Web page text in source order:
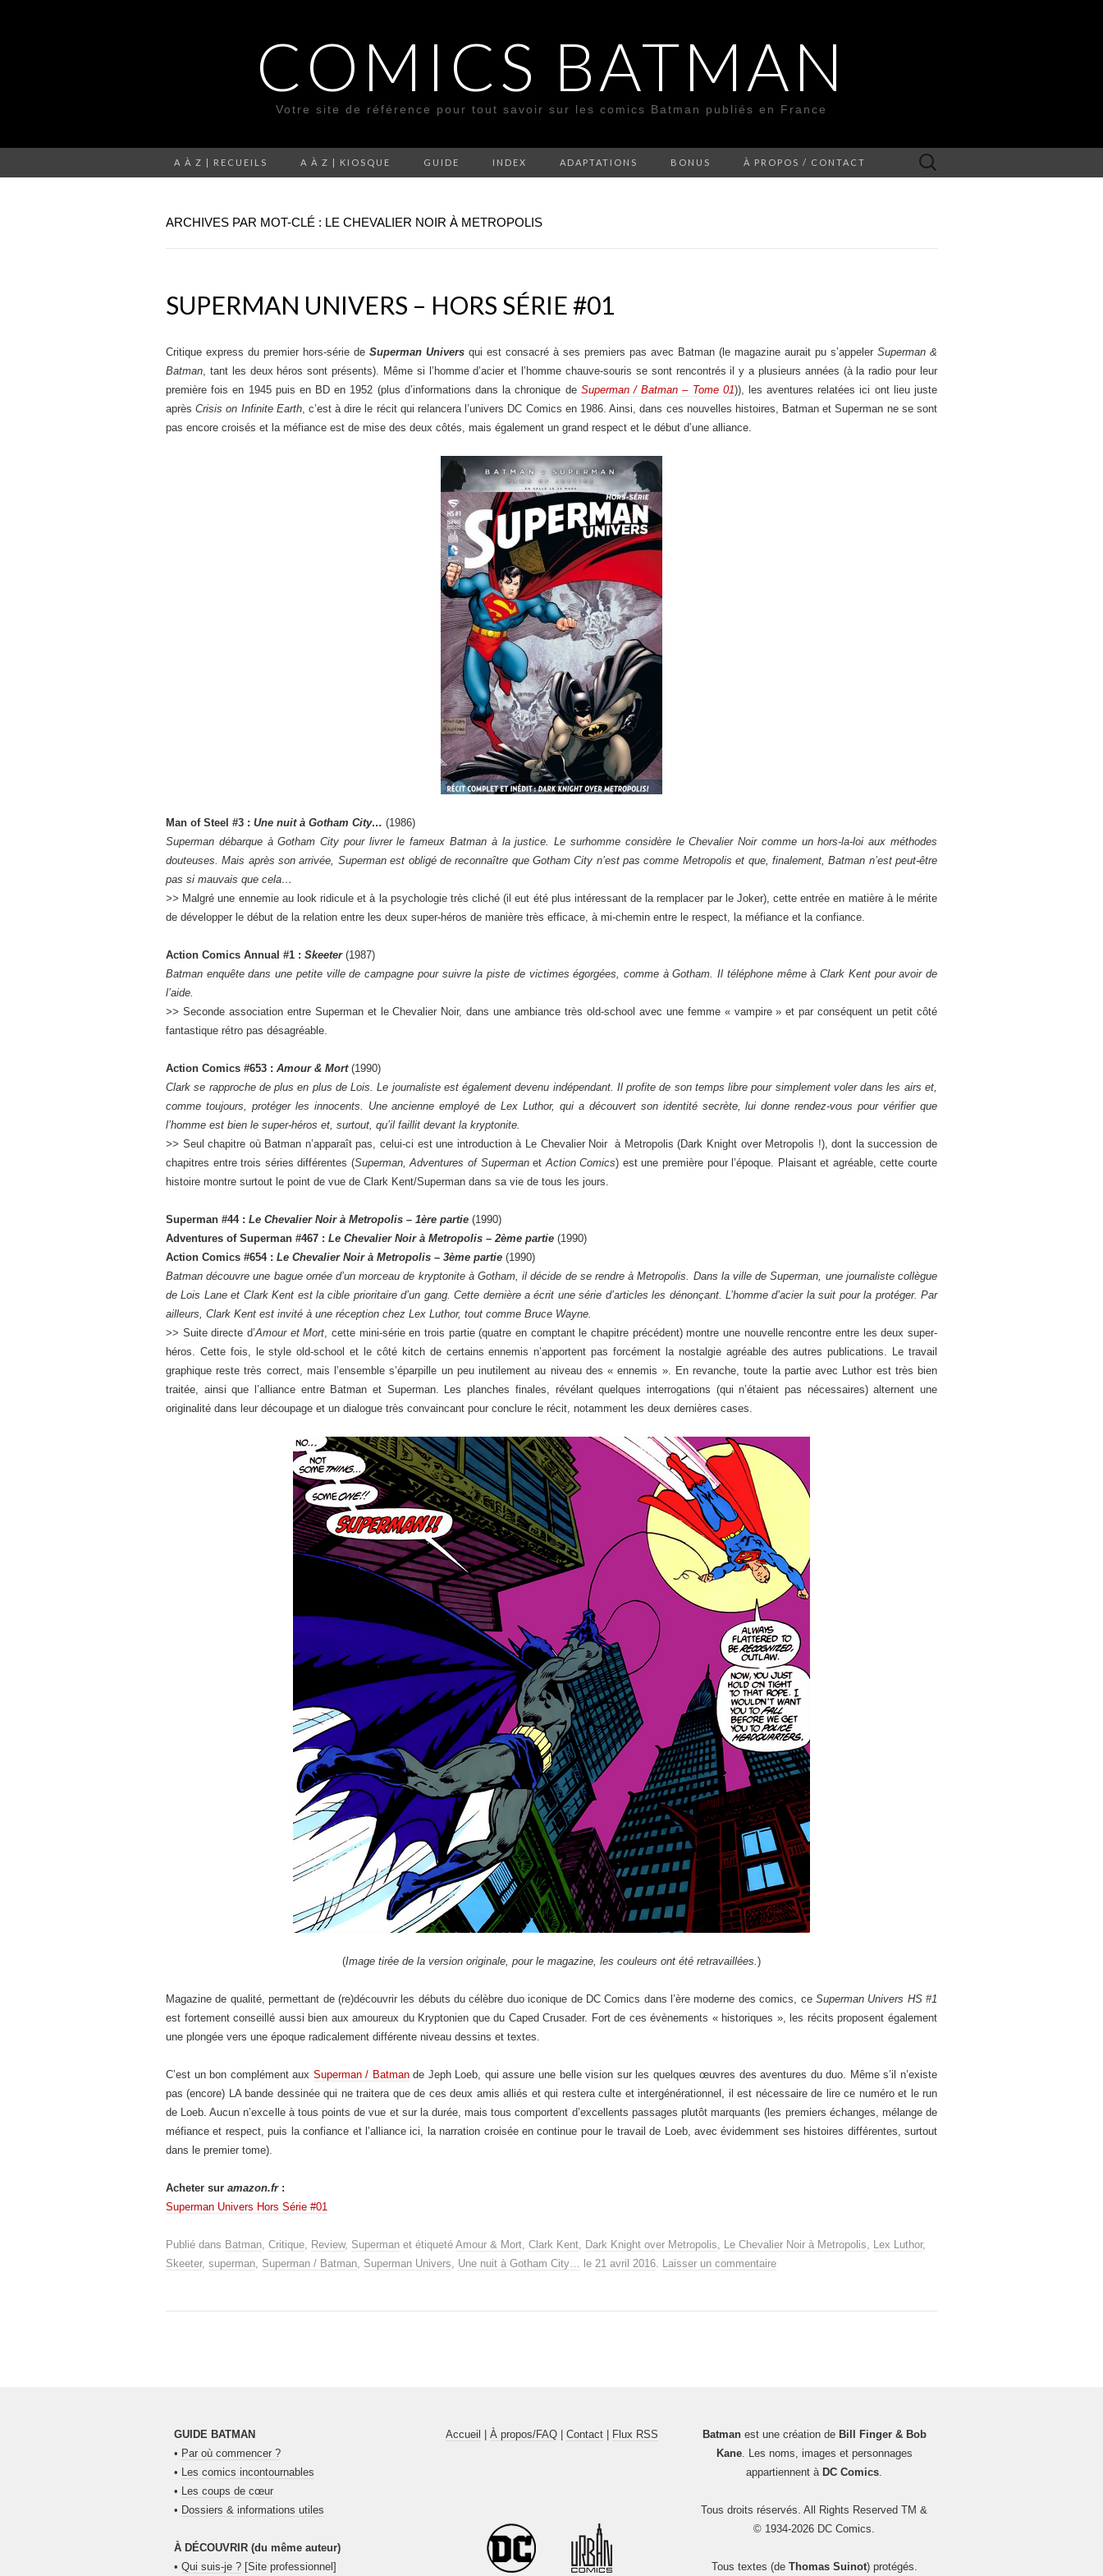
COMICS BATMAN
Votre site de référence pour tout savoir sur les comics Batman publiés en France
A À Z | RECUEILS A À Z | KIOSQUE GUIDE INDEX ADAPTATIONS BONUS À PROPOS / CONTACT Rechercher :
ARCHIVES PAR MOT-CLÉ : LE CHEVALIER NOIR À METROPOLIS
SUPERMAN UNIVERS – HORS SÉRIE #01
Critique express du premier hors-série de Superman Univers qui est consacré à ses premiers pas avec Batman (le magazine aurait pu s’appeler Superman &
Batman, tant les deux héros sont présents). Même si l’homme d’acier et l’homme chauve-souris se sont rencontrés il y a plusieurs années (à la radio pour leur
première fois en 1945 puis en BD en 1952 (plus d’informations dans la chronique de Superman / Batman – Tome 01)), les aventures relatées ici ont lieu juste
aprèsCrisis on Infinite Earth, c’est à dire le récit qui relancera l’univers DC Comics en 1986. Ainsi, dans ces nouvelles histoires, Batman et Superman ne se sont
pas encore croisés et la méfiance est de mise des deux côtés, mais également un grand respect et le début d’une alliance.
Man of Steel #3 : Une nuit à Gotham City… (1986)
Superman débarque à Gotham City pour livrer le fameux Batman à la justice. Le surhomme considère le Chevalier Noir comme un hors-la-loi aux méthodes
douteuses. Mais après son arrivée, Superman est obligé de reconnaître que Gotham City n’est pas comme Metropolis et que, finalement, Batman n’est peut-être
pas si mauvais que cela…
>> Malgré une ennemie au look ridicule et à la psychologie très cliché (il eut été plus intéressant de la remplacer par le Joker), cette entrée en matière à le mérite
de développer le début de la relation entre les deux super-héros de manière très efficace, à mi-chemin entre le respect, la méfiance et la confiance.
Action Comics Annual #1 : Skeeter (1987)
Batman enquête dans une petite ville de campagne pour suivre la piste de victimes égorgées, comme à Gotham. Il téléphone même à Clark Kent pour avoir de
l’aide.
>> Seconde association entre Superman et le Chevalier Noir, dans une ambiance très old-school avec une femme « vampire » et par conséquent un petit côté
fantastique rétro pas désagréable.
Action Comics #653 : Amour & Mort (1990)
Clark se rapproche de plus en plus de Lois. Le journaliste est également devenu indépendant. Il profite de son temps libre pour simplement voler dans les airs et,
comme toujours, protéger les innocents. Une ancienne employé de Lex Luthor, qui a découvert son identité secrète, lui donne rendez-vous pour vérifier que
l’homme est bien le super-héros et, surtout, qu’il faillit devant la kryptonite.
>> Seul chapitre où Batman n’apparaît pas, celui-ci est une introduction à Le Chevalier Noir à Metropolis (Dark Knight over Metropolis !), dont la succession de
chapitres entre trois séries différentes (Superman, Adventures of Supermanet Action Comics) est une première pour l’époque. Plaisant et agréable, cette courte
histoire montre surtout le point de vue de Clark Kent/Superman dans sa vie de tous les jours.
Superman #44 : Le Chevalier Noir à Metropolis – 1ère partie (1990)
Adventures of Superman #467 : Le Chevalier Noir à Metropolis – 2ème partie (1990)
Action Comics #654 : Le Chevalier Noir à Metropolis – 3ème partie (1990)
Batman découvre une bague ornée d’un morceau de kryptonite à Gotham, il décide de se rendre à Metropolis. Dans la ville de Superman, une journaliste collègue
de Lois Lane et Clark Kent est la cible prioritaire d’un gang. Cette dernière a écrit une série d’articles les dénonçant. L’homme d’acier la suit pour la protéger. Par
ailleurs, Clark Kent est invité à une réception chez Lex Luthor, tout comme Bruce Wayne.
>> Suite directe d’Amour et Mort, cette mini-série en trois partie (quatre en comptant le chapitre précédent) montre une nouvelle rencontre entre les deux super-
héros. Cette fois, le style old-school et le côté kitch de certains ennemis n’apportent pas forcément la nostalgie agréable des autres publications. Le travail
graphique reste très correct, mais l’ensemble s’éparpille un peu inutilement au niveau des « ennemis ». En revanche, toute la partie avec Luthor est très bien
traitée, ainsi que l’alliance entre Batman et Superman. Les planches finales, révélant quelques interrogations (qui n’étaient pas nécessaires) alternent une
originalité dans leur découpage et un dialogue très convaincant pour conclure le récit, notamment les deux dernières cases.
(Image tirée de la version originale, pour le magazine, les couleurs ont été retravaillées.)
Magazine de qualité, permettant de (re)découvrir les débuts du célèbre duo iconique de DC Comics dans l’ère moderne des comics, ce Superman Univers HS #1
est fortement conseillé aussi bien aux amoureux du Kryptonien que du Caped Crusader. Fort de ces évènements « historiques », les récits proposent également
une plongée vers une époque radicalement différente niveau dessins et textes.
C’est un bon complément aux Superman / Batmande Jeph Loeb, qui assure une belle vision sur les quelques œuvres des aventures du duo. Même s’il n’existe
pas (encore) LA bande dessinée qui ne traitera que de ces deux amis alliés et qui restera culte et intergénérationnel, il est nécessaire de lire ce numéro et le run
de Loeb. Aucun n’excelle à tous points de vue et sur la durée, mais tous comportent d’excellents passages plutôt marquants (les premiers échanges, mélange de
méfiance et respect, puis la confiance et l’alliance ici, la narration croisée en continue pour le travail de Loeb, avec évidemment ses histoires différentes, surtout
dans le premier tome).
Acheter sur amazon.fr:
Superman Univers Hors Série #01
Publié dans Batman, Critique, Review, Superman et étiqueté Amour & Mort, Clark Kent, Dark Knight over Metropolis, Le Chevalier Noir à Metropolis, Lex Luthor,
Skeeter, superman, Superman / Batman, Superman Univers, Une nuit à Gotham City… le 21 avril 2016. Laisser un commentaire
GUIDE BATMAN
• Par où commencer ?
• Les comics incontournables
• Les coups de cœur
• Dossiers & informations utiles
À DÉCOUVRIR (du même auteur)
• Qui suis-je ? [Site professionnel]
Accueil À propos/FAQ| Contact| Flux RSS Batmanest une création de Bill Finger & Bob
Kane. Les noms, images et personnages
appartiennent à DC Comics.
Tous droits réservés. All Rights Reserved TM &
© 1934-2026 DC Comics.
Tous textes (de Thomas Suinot) protégés.